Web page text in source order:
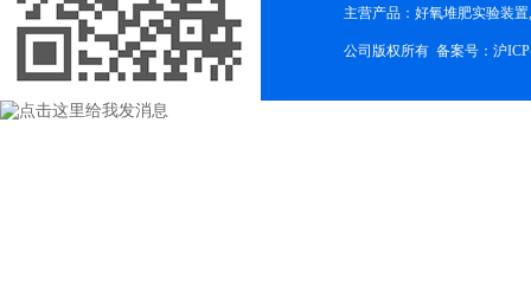
主营产品：好氧堆肥实验装
公司版权所有 备案号： 沪